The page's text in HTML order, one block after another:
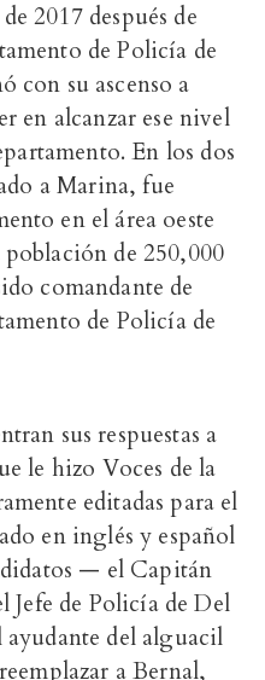
2017 después de
de Policía de
con su ascenso a
en alcanzar ese nivel
En los dos
a Marina, fue
en el área oeste
de 250,000
comandante de
de Policía de
sus respuestas a
le hizo Voces de la
editadas para el
en inglés y español
— el Capitán
Jefe de Policía de Del
ayudante del alguacil
a Bernal,